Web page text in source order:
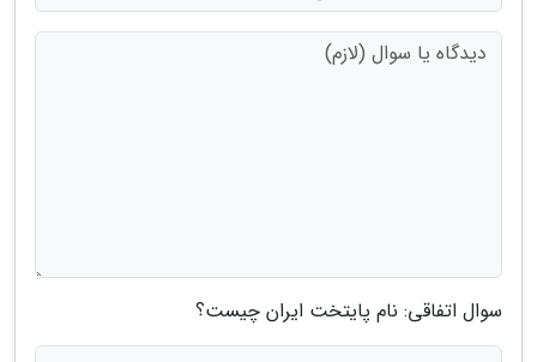
سوال اتفاقی: نام پایتخت ایران چیست؟